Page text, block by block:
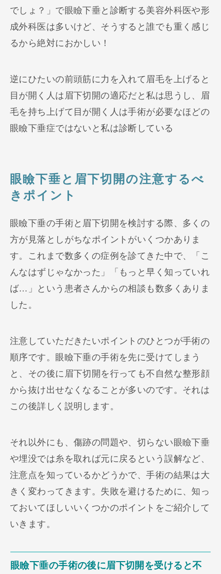
でしょ？」で眼瞼下垂と診断する美容外科医や形
成外科医は多いけど、そうすると誰でも重く感じ
るから絶対におかしい！
逆にひたいの前頭筋に力を入れて眉毛を上げると
目が開く人は眉下切開の適応だと私は思うし、眉
毛を持ち上げて目が開く人は手術が必要なほどの
眼瞼下垂症ではないと私は診断している
眼瞼下垂と眉下切開の注意するべ
きポイント
眼瞼下垂の手術と眉下切開を検討する際、多くの
方が見落としがちなポイントがいくつかありま
す。これまで数多くの症例を診てきた中で、「こ
んなはずじゃなかった」「もっと早く知っていれ
ば…」という患者さんからの相談も数多くありま
した。
注意していただきたいポイントのひとつが手術の
順序です。眼瞼下垂の手術を先に受けてしまう
と、その後に眉下切開を行っても不自然な整形顔
から抜け出せなくなることが多いのです。それは
この後詳しく説明します。
それ以外にも、傷跡の問題や、切らない眼瞼下垂
や埋没では糸を取れば元に戻るという誤解など、
注意点を知っているかどうかで、手術の結果は大
きく変わってきます。失敗を避けるために、知っ
ておいてほしいいくつかのポイントをご紹介して
いきます。
眼瞼下垂の手術の後に眉下切開を受けると不